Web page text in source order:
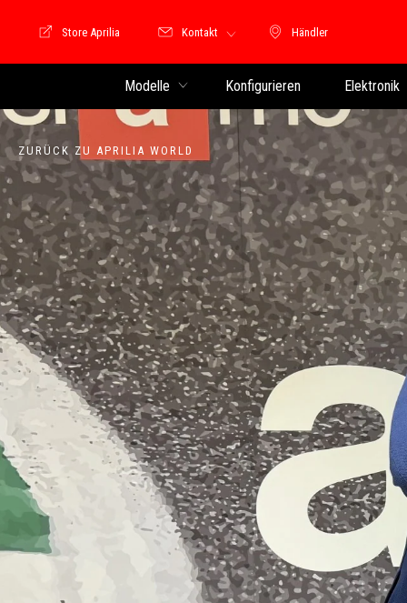
Händler
Händler
Store Motoguzzi
Store Aprilia Kontakt
Modelle Konfigurieren Elektronik
ZURÜCK ZU APRILIA WORLD